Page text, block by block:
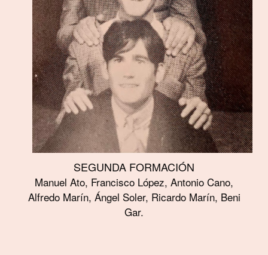
SEGUNDA FORMACIÓN
Manuel Ato, Francisco López, Antonio Cano,
Alfredo Marín, Ángel Soler, Ricardo Marín, Beni
Gar.